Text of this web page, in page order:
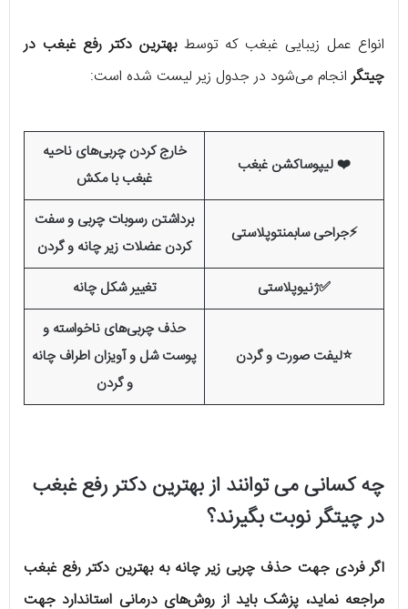
انواع عمل زیبایی غبغب که توسطبهترین دکتر رفع غبغب در
چیتگرانجام می‌شود در جدول زیر لیست شده است:
❤️ لیپوساکشن غبغب
خارج کردن چربی‌های ناحیه
غبغب با مکش
⚡جراحی سابمنتوپلاستی
برداشتن رسوبات چربی و سفت
کردن عضلات زیر چانه و گردن
✅ژنیوپلاستی
تغییر شکل چانه
⭐لیفت صورت و گردن
حذف چربی‌های ناخواسته و
پوست شل و آویزان اطراف چانه
و گردن
چه کسانی می توانند از بهترین دکتر رفع غبغب
در چیتگر نوبت بگیرند؟
اگر فردی جهت حذف چربی زیر چانه به بهترین دکتر رفع غبغب
مراجعه نماید، پزشک باید از روش‌های درمانی استاندارد جهت